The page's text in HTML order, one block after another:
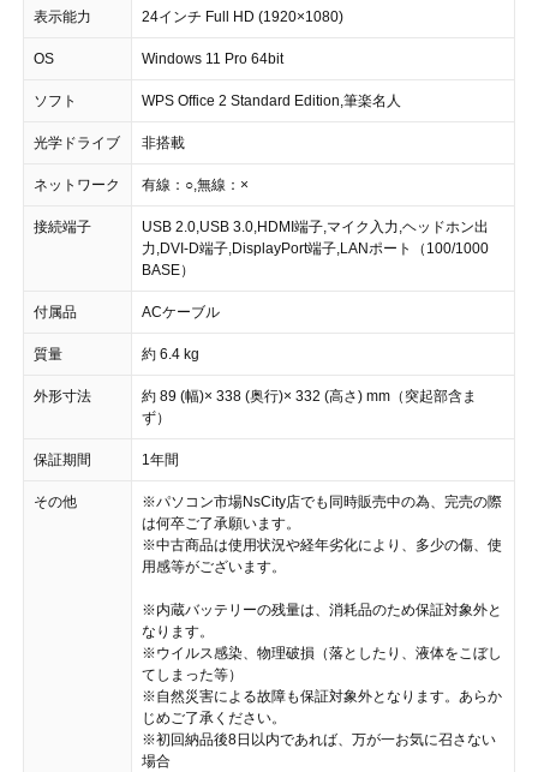
表示能力 24インチ Full HD (1920×1080)
OS Windows 11 Pro 64bit
ソフト WPS Office 2 Standard Edition,筆楽名人
光学ドライブ 非搭載
ネットワーク 有線：○,無線：×
接続端子
USB 2.0,USB 3.0,HDMI端子,マイク入力,ヘッドホン出
力,DVI-D端子,DisplayPort端子,LANポート（100/1000
BASE）
付属品 ACケーブル
質量 約 6.4 kg
外形寸法
約 89 (幅)× 338 (奥行)× 332 (高さ) mm（突起部含ま
ず）
保証期間 1年間
その他
※パソコン市場NsCity店でも同時販売中の為、完売の際
は何卒ご了承願います。
※中古商品は使用状況や経年劣化により、多少の傷、使
用感等がございます。
※内蔵バッテリーの残量は、消耗品のため保証対象外と
なります。
※ウイルス感染、物理破損（落としたり、液体をこぼし
てしまった等）
※自然災害による故障も保証対象外となります。あらか
じめご了承ください。
※初回納品後8日以内であれば、万が一お気に召さない
場合